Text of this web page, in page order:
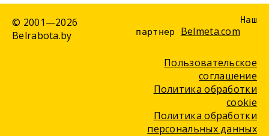
© 2001—2026
Belrabota.by
Наш
партнер
Belmeta.com
Пользовательское
соглашение
Политика обработки
cookie
Политика обработки
персональных данных